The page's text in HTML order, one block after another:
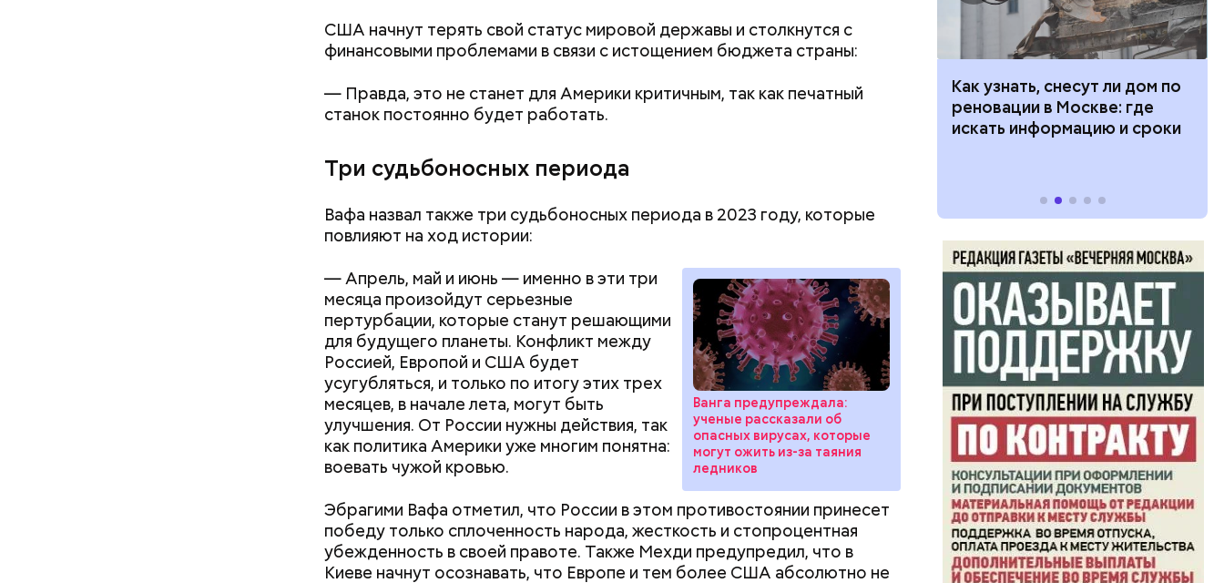
США начнут терять свой статус мировой державы и столкнутся с
финансовыми проблемами в связи с истощением бюджета страны:
— Правда, это не станет для Америки критичным, так как печатный
станок постоянно будет работать.
Три судьбоносных периода
Вафа назвал также три судьбоносных периода в 2023 году, которые
повлияют на ход истории:
Ванга предупреждала:
ученые рассказали об
опасных вирусах, которые
могут ожить из-за таяния
ледников
— Апрель, май и июнь — именно в эти три
месяца произойдут серьезные
пертурбации, которые станут решающими
для будущего планеты. Конфликт между
Россией, Европой и США будет
усугубляться, и только по итогу этих трех
месяцев, в начале лета, могут быть
улучшения. От России нужны действия, так
как политика Америки уже многим понятна:
воевать чужой кровью.
Эбрагими Вафа отметил, что России в этом противостоянии принесет
победу только сплоченность народа, жесткость и стопроцентная
убежденность в своей правоте. Также Мехди предупредил, что в
Киеве начнут осознавать, что Европе и тем более США абсолютно не
Кроме того, в лисичках содержится эргостерол (витамин D2), а также
они подавляют рост патогенных дрожжей в тонком и толстом
кишечнике, сообщил врач.
нужно застыть на месте и не двигаться;
не стоит пытаться «поймать» молнию или потрогать, особенно
металлическими предметами.
Как поменять батареи дома и
не получить штраф
Как получить до 100 тысяч
рублей от государства при
Как узнать, снесут ли дом по
реновации в Москве: где
искать информацию и сроки